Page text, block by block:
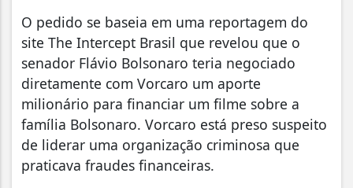
O pedido se baseia em uma reportagem do
site The Intercept Brasil que revelou que o
senador Flávio Bolsonaro teria negociado
diretamente com Vorcaro um aporte
milionário para financiar um filme sobre a
família Bolsonaro. Vorcaro está preso suspeito
de liderar uma organização criminosa que
praticava fraudes financeiras.